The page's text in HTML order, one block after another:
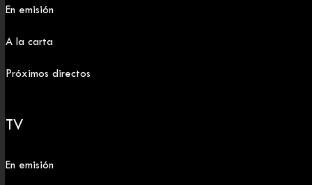
En emisión
A la carta
Próximos directos
TV
En emisión